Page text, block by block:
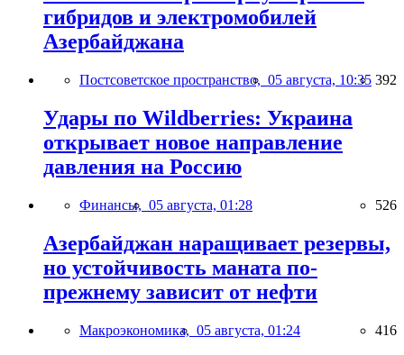
гибридов и электромобилей
Азербайджана
Постсоветское пространство, 05 августа, 10:35 392
Удары по Wildberries: Украина
открывает новое направление
давления на Россию
Финансы, 05 августа, 01:28 526
Азербайджан наращивает резервы,
но устойчивость маната по-
прежнему зависит от нефти
Макроэкономика, 05 августа, 01:24 416